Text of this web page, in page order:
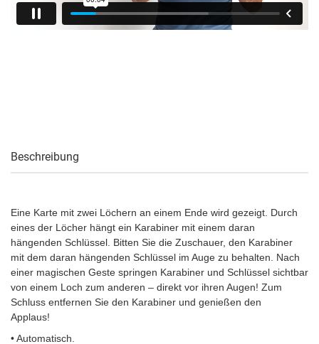
Beschreibung
Eine Karte mit zwei Löchern an einem Ende wird gezeigt. Durch
eines der Löcher hängt ein Karabiner mit einem daran
hängenden Schlüssel. Bitten Sie die Zuschauer, den Karabiner
mit dem daran hängenden Schlüssel im Auge zu behalten. Nach
einer magischen Geste springen Karabiner und Schlüssel sichtbar
von einem Loch zum anderen – direkt vor ihren Augen! Zum
Schluss entfernen Sie den Karabiner und genießen den
Applaus!
• Automatisch.